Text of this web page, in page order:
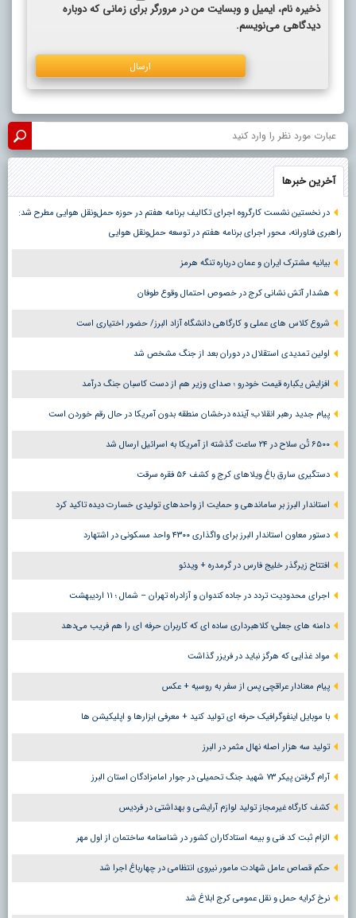
ذخیره نام، ایمیل و وبسایت من در مرورگر برای زمانی که دوباره
دیدگاهی می‌نویسم.
آخرین خبرها
در نخستین نشست کارگروه اجرای تکالیف برنامه هفتم در حوزه حمل‌ونقل هوایی مطرح شد:
راهبری فناورانه، محور اجرای برنامه هفتم در توسعه حمل‌ونقل هوایی
بیانیه مشترک ایران و عمان درباره تنگه هرمز
هشدار آتش نشانی کرج در خصوص احتمال وقوع طوفان
شروع کلاس های عملی و کارگاهی دانشگاه آزاد البرز/ حضور اختیاری است
اولین تمدیدی استقلال در دوران بعد از جنگ مشخص شد
افزایش یکباره قیمت خودرو ؛ صدای وزیر هم از دست کاسبان جنگ درآمد
پیام جدید رهبر انقلاب؛ آینده درخشان منطقه بدون آمریکا در حال رقم خوردن است
۶۵۰۰ تُن سلاح در ۲۴ ساعت گذشته از آمریکا به اسرائیل ارسال شد
دستگیری سارق باغ ویلاهای کرج و کشف ۵۶ فقره سرقت
استاندار البرز بر ساماندهی و حمایت از واحدهای تولیدی خسارت دیده تاکید کرد
دستور معاون استاندار البرز برای واگذاری ۴۳۰۰ واحد مسکونی در اشتهارد
افتتاح زیرگذر خلیج فارس در گرمدره + ویدئو
اجرای محدودیت تردد در جاده کندوان و آزادراه تهران – شمال ؛ ١١ اردیبهشت
دامنه های جعلی؛ کلاهبرداری ساده ای که کاربران حرفه ای را هم فریب می‌دهد
مواد غذایی که هرگز نباید در فریزر گذاشت
پیام معنادار عراقچی پس از سفر به روسیه + عکس
با موبایل اینفوگرافیک حرفه ای تولید کنید + معرفی ابزارها و اپلیکیشن ها
تولید سه هزار اصله نهال مثمر در البرز
آرام گرفتن پیکر ۷۳ شهید جنگ تحمیلی در جوار امامزادگان استان البرز
کشف کارگاه غیرمجاز تولید لوازم آرایشی و بهداشتی در فردیس
الزام ثبت کد فنی و بیمه استادکاران کشور در شناسنامه ساختمان از اول مهر
حکم قصاص عامل شهادت مامور نیروی انتظامی در چهارباغ اجرا شد
نرخ کرایه حمل و نقل عمومی کرج ابلاغ شد